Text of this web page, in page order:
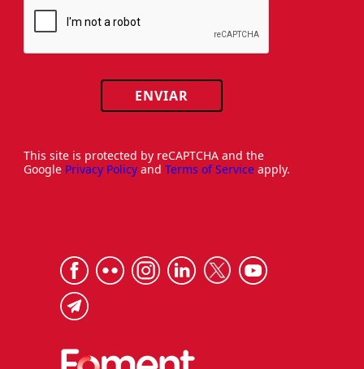
ENVIAR
This site is protected by reCAPTCHA and the
Google Privacy Policy and Terms of Service apply.